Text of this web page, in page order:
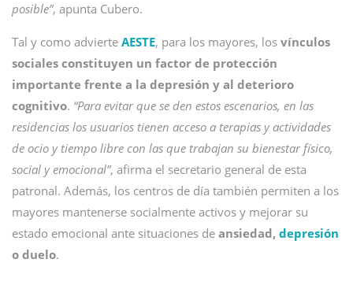
posible”, apunta Cubero.
Tal y como advierte AESTE, para los mayores, los vínculos
sociales constituyen un factor de protección
importante frente a la depresión y al deterioro
cognitivo. “Para evitar que se den estos escenarios, en las
residencias los usuarios tienen acceso a terapias y actividades
de ocio y tiempo libre con las que trabajan su bienestar físico,
social y emocional”, afirma el secretario general de esta
patronal. Además, los centros de día también permiten a los
mayores mantenerse socialmente activos y mejorar su
estado emocional ante situaciones de ansiedad, depresión
o duelo.